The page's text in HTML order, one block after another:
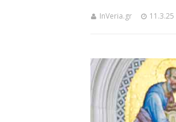
InVeria.gr 11.3.25